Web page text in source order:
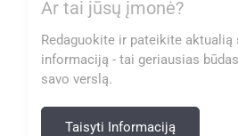
Ar tai jūsų įmonė?
Redaguokite ir pateikite aktualią
informaciją - tai geriausias
savo verslą.
Taisyti Informaciją